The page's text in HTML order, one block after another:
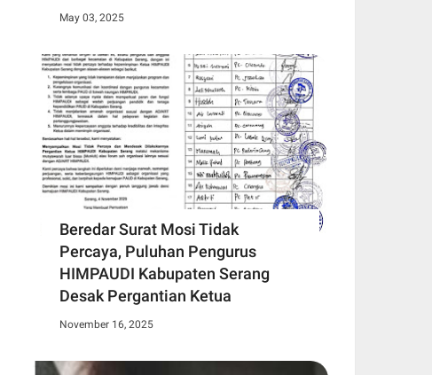
May 03, 2025
Beredar Surat Mosi Tidak
Percaya, Puluhan Pengurus
HIMPAUDI Kabupaten Serang
Desak Pergantian Ketua
November 16, 2025